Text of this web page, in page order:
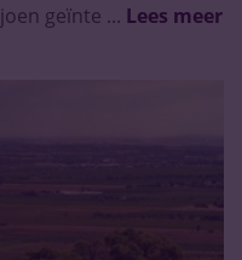
geïnte ... Lees meer